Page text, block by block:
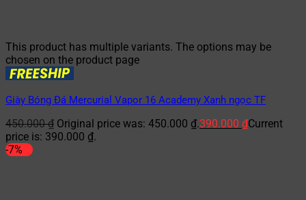
This product has multiple variants. The options may be
chosen on the product page
Giày Bóng Đá Mercurial Vapor 16 Academy Xanh ngọc TF
450.000₫ Original price was: 450.000 ₫.390.000 ₫Current
price is: 390.000 ₫.
-7%